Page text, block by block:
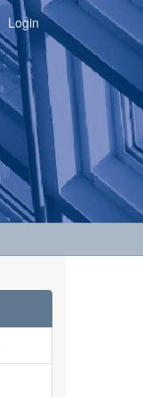
Login